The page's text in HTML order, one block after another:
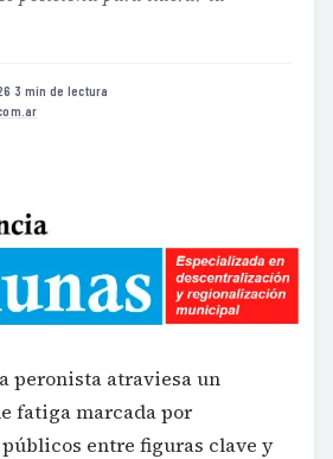
·3 min de lectura ·
peronista atraviesa un
fatiga marcada por
entre figuras clave y